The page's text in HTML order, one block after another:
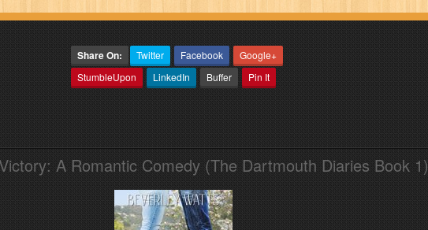
Share On: Twitter Facebook
Google+
StumbleUpon
LinkedIn Buffer Pin It
A Romantic Comedy (The Dartmouth Diaries Book 1)